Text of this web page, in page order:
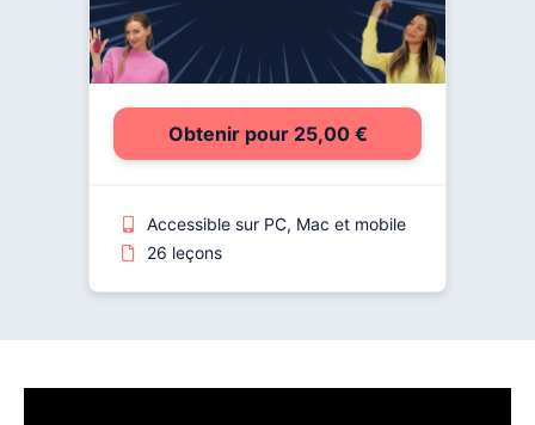
Obtenir pour 25,00 €
Accessible sur PC, Mac et mobile
26 leçons